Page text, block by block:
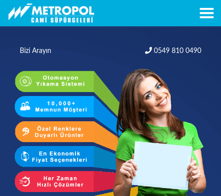
Bizi Arayın 0549 810 0490